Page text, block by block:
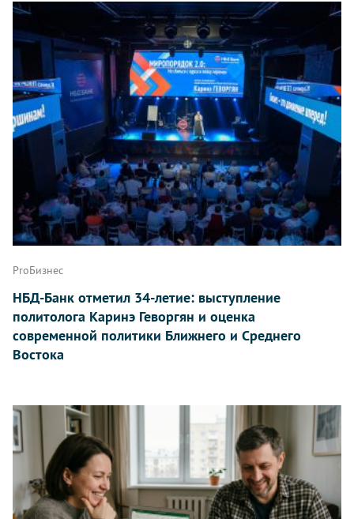
ProБизнес
НБД-Банк отметил 34-летие: выступление
политолога Каринэ Геворгян и оценка
современной политики Ближнего и Среднего
Востока